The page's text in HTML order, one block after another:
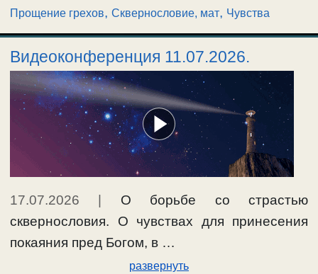
Прощение грехов, Сквернословие, мат, Чувства
Видеоконференция 11.07.2026.
17.07.2026
О борьбе со страстью
сквернословия. О чувствах для принесения
покаяния пред Богом, в …
развернуть